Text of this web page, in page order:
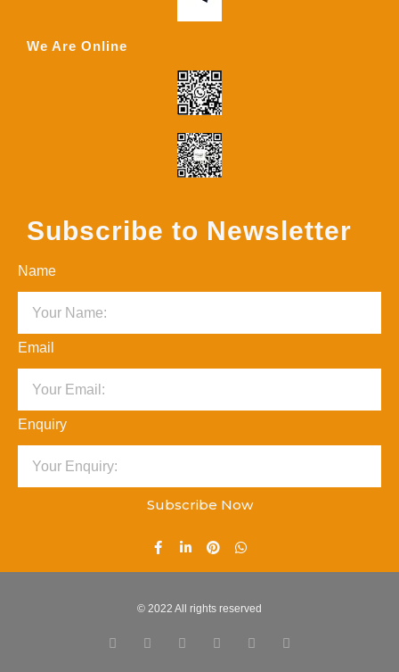
We Are Online
Subscribe to Newsletter
Name
Email
Enquiry
Subscribe Now
© 2022 All rights reserved